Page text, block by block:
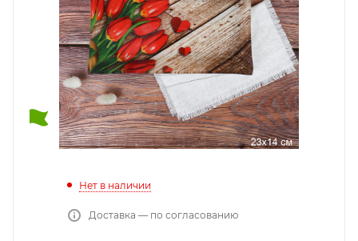
Нет в наличии
Доставка — по согласованию